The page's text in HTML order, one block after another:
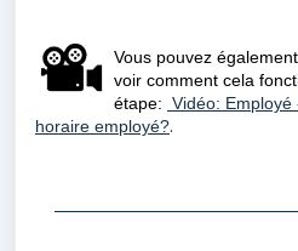
Vous pouvez
voir comment cela
étape: Vidéo:
horaire employé?.